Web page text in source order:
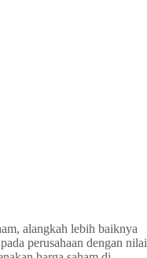
alangkah lebih baiknya
perusahaan dengan nilai